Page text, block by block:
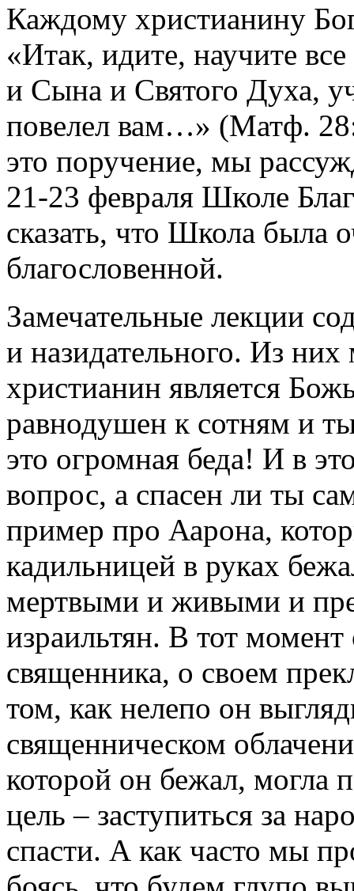
Каждому христианину
«Итак, идите, научите
и Сына и Святого Духа,
повелел вам…» (Матф.
это поручение, мы
21-23 февраля Школе
сказать, что Школа была
благословенной.
Замечательные лекции
и назидательного. Из
христианин является
равнодушен к сотням и
это огромная беда! И в
вопрос, а спасен ли ты
пример про Аарона,
кадильницей в руках
мертвыми и живыми и
израильтян. В тот момент
священника, о своем
том, как нелепо он
священническом
которой он бежал, могла
цель – заступиться за
спасти. А как часто мы